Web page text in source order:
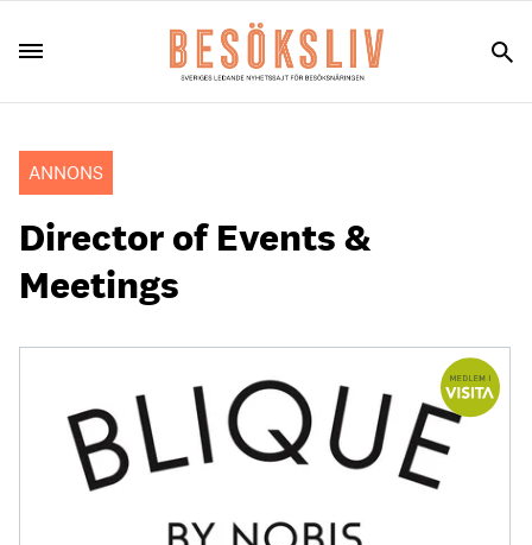
ANNONS
Director of Events &
Meetings